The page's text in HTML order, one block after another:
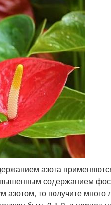
азота
содержанием
азотом, то получите много